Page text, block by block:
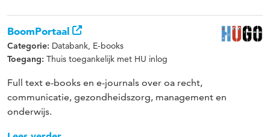
BoomPortaal
Categorie: Databank, E-books
Toegang: Thuis toegankelijk met HU inlog
Full text e-books en e-journals over oa recht,
communicatie, gezondheidszorg, management en
onderwijs.